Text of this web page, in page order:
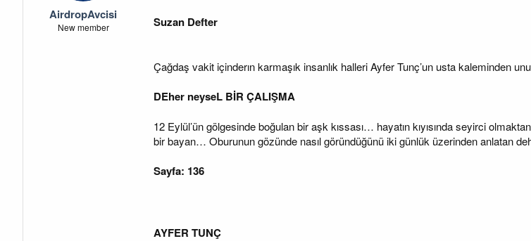
ç
t
AirdropAvcisi
New member Suzan Defter
Çağdaş vakit içinderın karmaşık insanlık halleri Ayfer Tunç’un usta kaleminden
DEher neyseL BİR ÇALIŞMA
12 Eylül’ün gölgesinde boğulan bir aşk kıssası… hayatın kıyısında seyirci
bir bayan… Oburunun gözünde nasıl göründüğünü iki günlük üzerinden anlatan
Sayfa: 136
AYFER TUNÇ